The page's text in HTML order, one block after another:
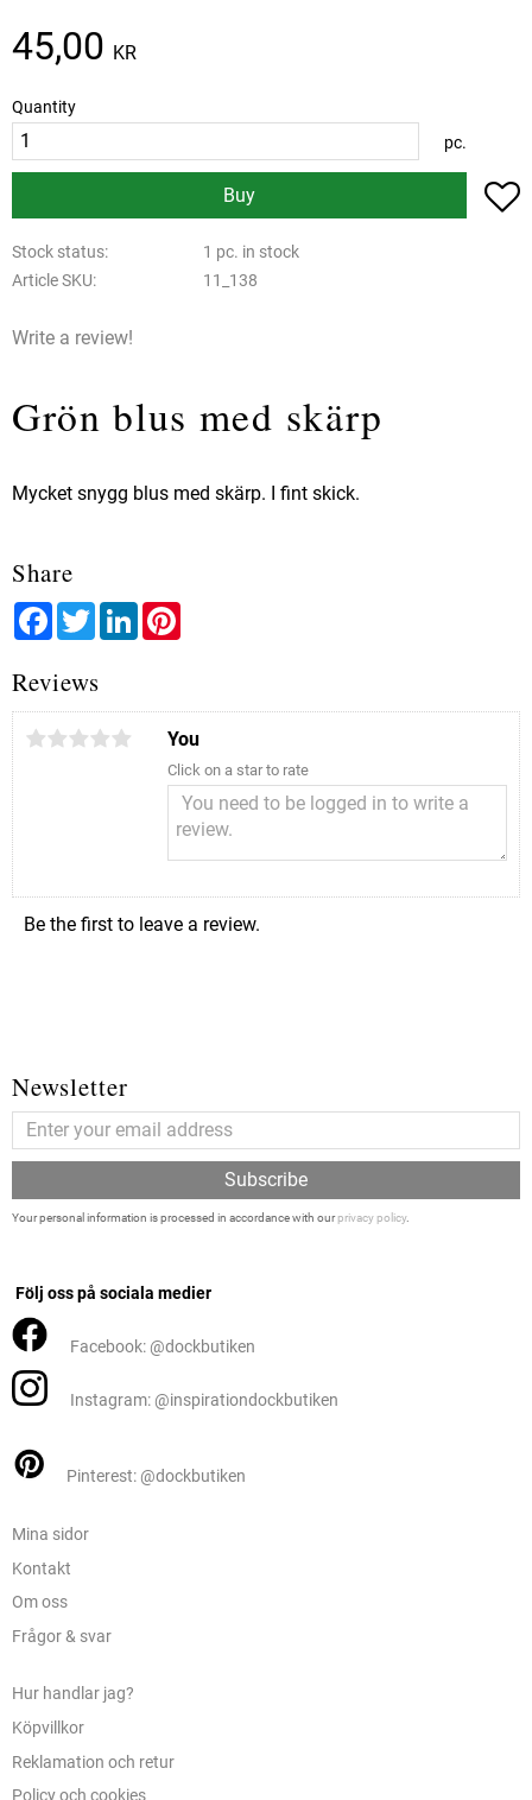
45,00 KR
Quantity
pc.
Buy
Stock status
1 pc. in stock
Article SKU
11_138
Write a review!
Grön blus med skärp
Mycket snygg blus med skärp. I fint skick.
Share
FacebookTwitterLinkedIn
Reviews
You
Click on a star to rate
Be the first to leave a review.
Newsletter
Subscribe
Your personal information is processed in accordance with ourprivacy policy.
Följ oss på sociala medier
Facebook: @dockbutiken
Instagram: @inspirationdockbutiken
Pinterest: @dockbutiken
Mina sidor
Kontakt
Om oss
Frågor & svar
Hur handlar jag?
Köpvillkor
Reklamation och retur